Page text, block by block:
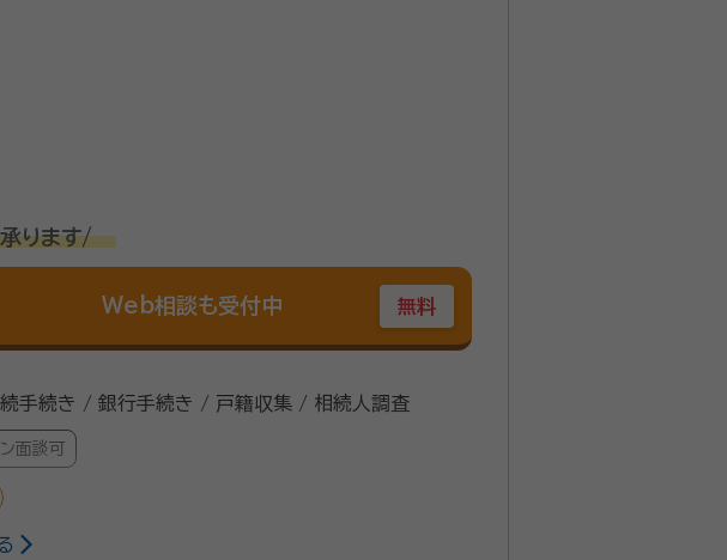
ります/
Web相談も受付中 無料
手続き / 銀行手続き / 戸籍収集 / 相続人調査
面談可